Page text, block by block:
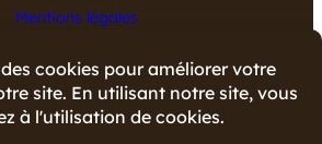
Mentions légales
Données personnelles